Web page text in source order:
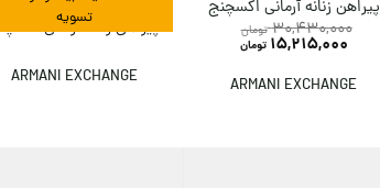
پیراهن زنانه آرمانی اکسچنج
30,430,000 تومان
15,215,000 تومان
ARMANI EXCHANGE
تسویه
پیراهن زنانه آرمانی
ARMANI EXCHANGE